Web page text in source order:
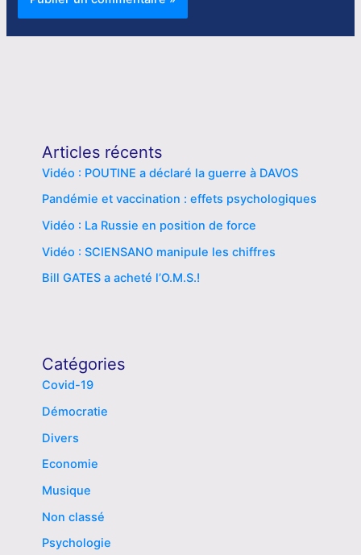
Articles récents
Vidéo : POUTINE a déclaré la guerre à DAVOS
Pandémie et vaccination : effets psychologiques
Vidéo : La Russie en position de force
Vidéo : SCIENSANO manipule les chiffres
Bill GATES a acheté l’O.M.S.!
Catégories
Covid-19
Démocratie
Divers
Economie
Musique
Non classé
Psychologie